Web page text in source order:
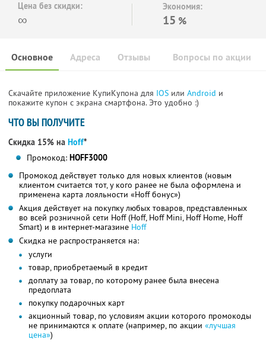
Цена без скидки:
∞
Экономия:
15 %
Основное Отзывы Вопросы по акции
Адреса
Скачайте приложение КупиКупона для IOS или Android и
покажите купон с экрана смартфона. Это удобно :)
ЧТО ВЫ ПОЛУЧИТЕ
Скидка 15% на Hoff*
Промокод: HOFF3000
Промокод действует только для новых клиентов (новым
клиентом считается тот, у кого ранее не была оформлена и
применена карта лояльности «Hoff бонус»)
Акция действует на покупку любых товаров, представленных
во всей розничной сети Hoff (Hoff, Hoff Mini, Hoff Home, Hoff
Smart) и в интернет-магазине Hoff
Скидка не распространяется на:
услуги
товар, приобретаемый в кредит
доплату за товар, по которому ранее была внесена
предоплата
покупку подарочных карт
акционный товар, по условиям акции которого промокоды
не принимаются к оплате (например, по акции «лучшая
цена»)